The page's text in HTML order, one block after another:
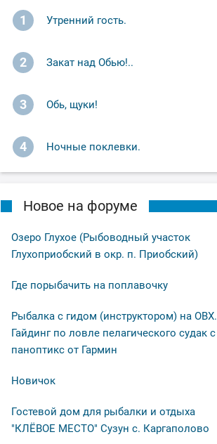
1 Утренний гость.
2 Закат над Обью!..
3 Обь, щуки!
4 Ночные поклевки.
Новое на форуме
Озеро Глухое (Рыбоводный участок
Глухоприобский в окр. п. Приобский)
Где порыбачить на поплавочку
Рыбалка с гидом (инструктором) на ОВХ.
Гайдинг по ловле пелагического судак с
паноптикс от Гармин
Новичок
Гостевой дом для рыбалки и отдыха
"КЛЁВОЕ МЕСТО" Сузун с. Каргаполово